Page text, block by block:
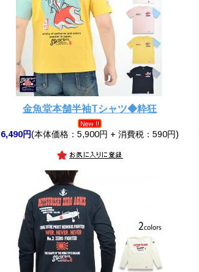
金魚堂本舗半袖Tシャツ◆粋狂
6,490円(本体価格：5,900円 + 消費税：590円)